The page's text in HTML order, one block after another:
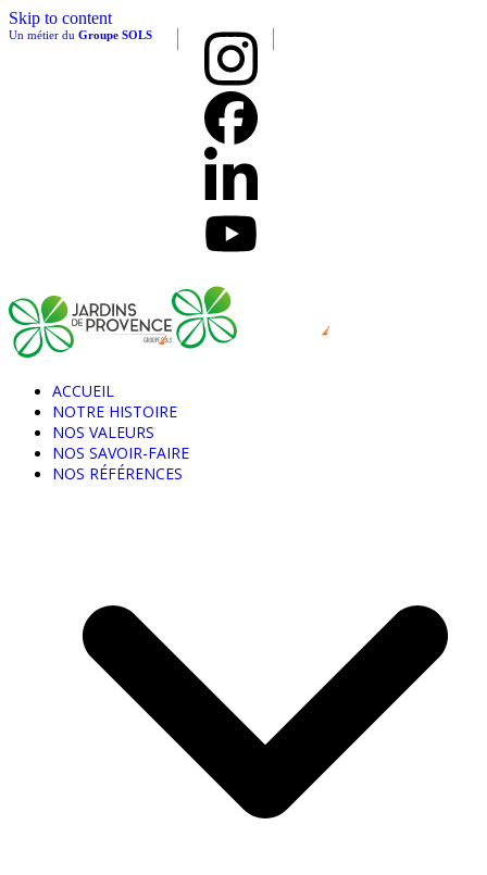
Skip to content
Un métier du Groupe SOLS
ACCUEIL
NOTRE HISTOIRE
NOS VALEURS
NOS SAVOIR-FAIRE
NOS RÉFÉRENCES